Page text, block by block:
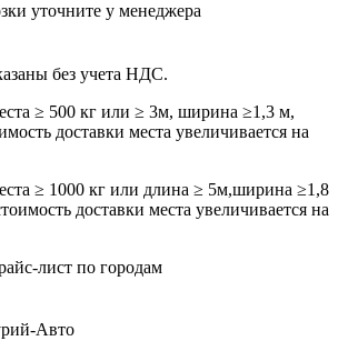
уточните у менеджера
без учета НДС.
≥ 500 кг или ≥ 3м, ширина ≥1,3 м,
доставки места увеличивается на
≥ 1000 кг или длина ≥ 5м,ширина ≥1,8
доставки места увеличивается на
лист по городам
Авто